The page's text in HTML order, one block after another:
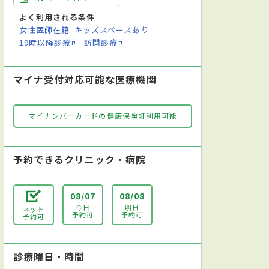
よく利用される条件
女性医師在籍 キッズスペースあり
19時以降診療可 訪問診療可
マイナ受付対応可能な医療機関
マイナンバーカードの健康保険証利用可能
予約できるクリニック・病院
ネット
予約可
08/07
今日
予約可
08/08
明日
予約可
診療曜日・時間